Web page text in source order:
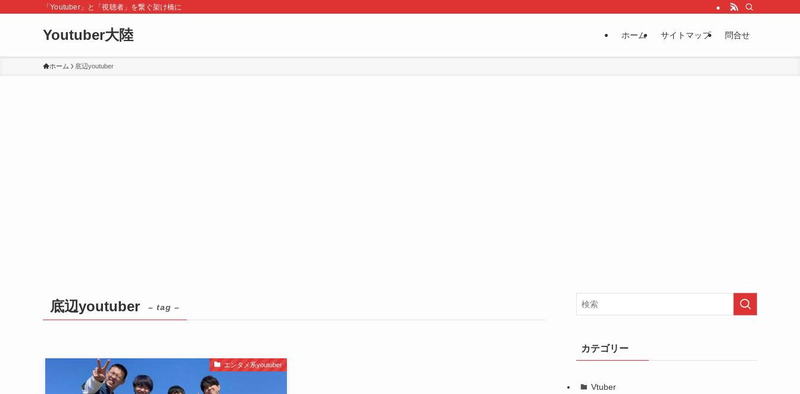
「Youtuber」と「視聴者」を繋ぐ架け橋に
Youtuber大陸 ホーム サイトマップ 問合せ
ホーム 底辺youtuber
底辺youtuber – tag –
エンタメ系youtuber
カテゴリー
Vtuber